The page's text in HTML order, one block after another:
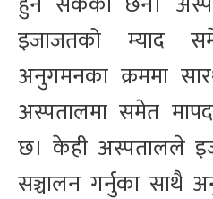
इजाजतको म्याद
अनुगमनका क्रममा
अस्पतालमा समेत
छ। केही अस्पतालले
सञ्चालन गर्नुका साथै